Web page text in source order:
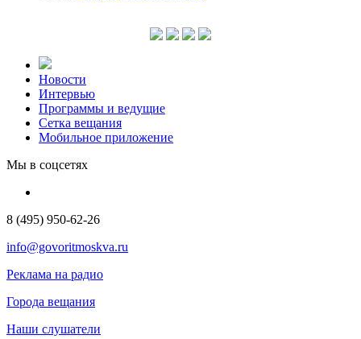
Новости
Интервью
Программы и ведущие
Сетка вещания
Мобильное приложение
Мы в соцсетях
8 (495) 950-62-26
info@govoritmoskva.ru
Реклама на радио
Города вещания
Наши слушатели